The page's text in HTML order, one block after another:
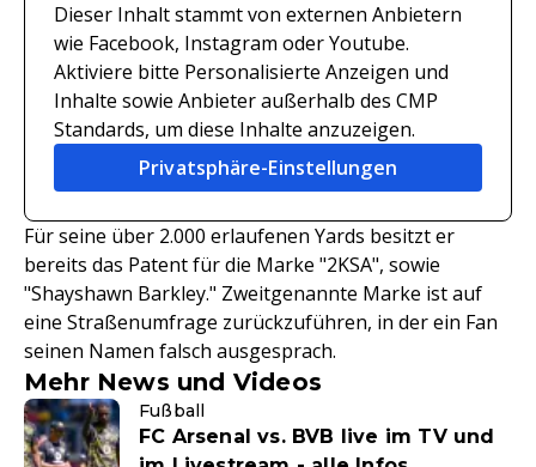
Dieser Inhalt stammt von externen Anbietern
wie Facebook, Instagram oder Youtube.
Aktiviere bitte Personalisierte Anzeigen und
Inhalte sowie Anbieter außerhalb des CMP
Standards, um diese Inhalte anzuzeigen.
Privatsphäre-Einstellungen
Für seine über 2.000 erlaufenen Yards besitzt er
bereits das Patent für die Marke "2KSA", sowie
"Shayshawn Barkley." Zweitgenannte Marke ist auf
eine Straßenumfrage zurückzuführen, in der ein Fan
seinen Namen falsch ausgesprach.
Mehr News und Videos
Fußball
FC Arsenal vs. BVB live im TV und